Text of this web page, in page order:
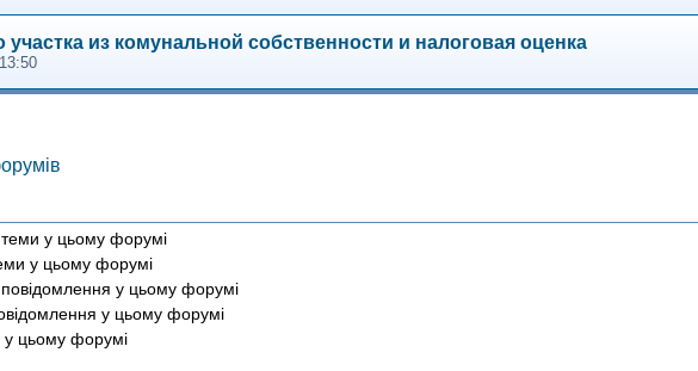
из комунальной собственности и налоговая оценка
теми у цьому форумі
у цьому форумі
повідомлення у цьому форумі
у цьому форумі
цьому форумі